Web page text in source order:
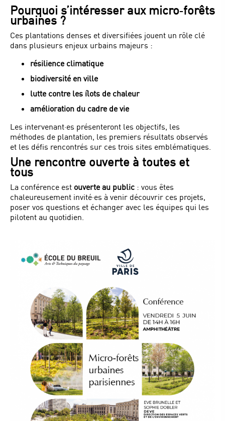
Pourquoi s’intéresser aux micro‑forêts
urbaines ?
Ces plantations denses et diversifiées jouent un rôle clé
dans plusieurs enjeux urbains majeurs :
résilience climatique
biodiversité en ville
lutte contre les îlots de chaleur
amélioration du cadre de vie
Les intervenant·es présenteront les objectifs, les
méthodes de plantation, les premiers résultats observés
et les défis rencontrés sur ces trois sites emblématiques.
Une rencontre ouverte à toutes et
tous
La conférence est ouverte au public : vous êtes
chaleureusement invité·es à venir découvrir ces projets,
poser vos questions et échanger avec les équipes qui les
pilotent au quotidien.